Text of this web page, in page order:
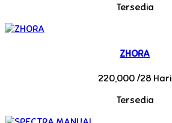
Tersedia
ZHORA
220,000 /28 Hari
Tersedia